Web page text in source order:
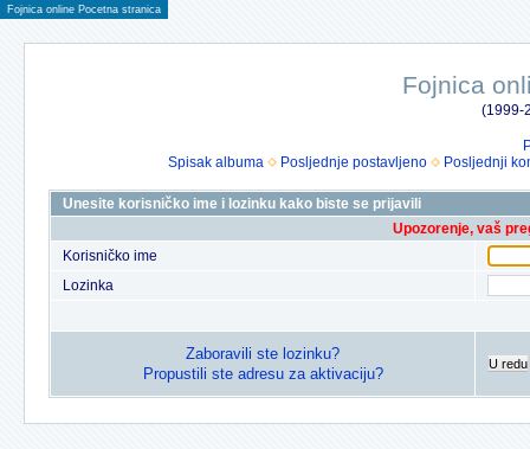
Fojnica online Pocetna stranica
Fojnica
(1999-
Spisak albuma
Posljednje postavljeno Posljednji
Unesite korisničko ime i lozinku kako biste se prijavili
Upozorenje, vaš
Korisničko ime
Lozinka
Zaboravili ste lozinku?
Propustili ste adresu za aktivaciju?
U redu